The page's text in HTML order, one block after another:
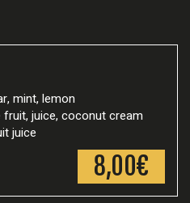
mint, lemon
fruit, juice, coconut cream
juice
8,00€